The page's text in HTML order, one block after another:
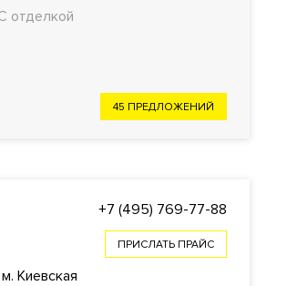
отделкой
45 ПРЕДЛОЖЕНИЙ
+7 (495) 769-77-88
ПРИСЛАТЬ ПРАЙС
м. Киевская